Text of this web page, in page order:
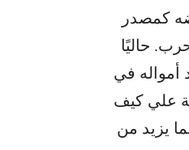
كمصدر
حاليًا
أمواله في
علي كيف
يزيد من